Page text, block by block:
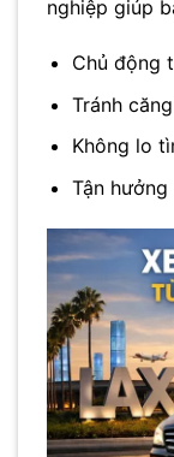
nghiệp giúp
Chủ động
Tránh
Không lo
Tận